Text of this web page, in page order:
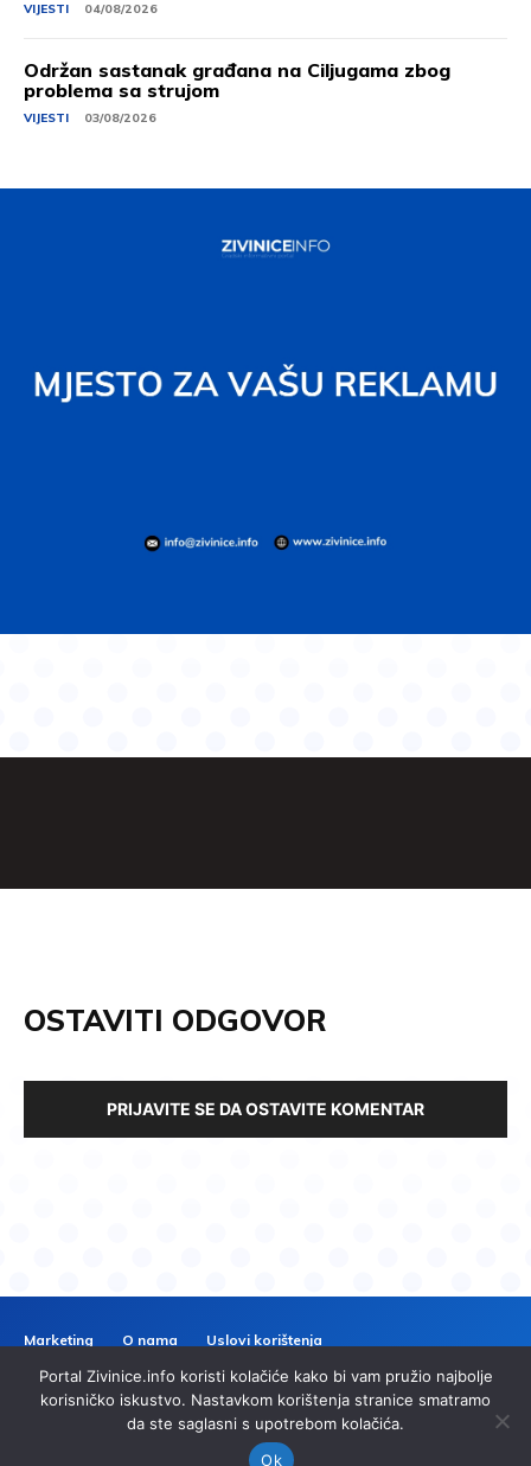
VIJESTI 04/08/2026
Održan sastanak građana na Ciljugama zbog
problema sa strujom
VIJESTI 03/08/2026
OSTAVITI ODGOVOR
PRIJAVITE SE DA OSTAVITE KOMENTAR
Marketing O nama
Uslovi korištenja
Politika privatnosti
Kontakt
ZIVINICEINFO
© 2024 Zivinice.info. Sva prava zadržana. | Izrada
Portal Zivinice.info koristi kolačiće kako bi vam pružio najbolje
korisničko iskustvo. Nastavkom korištenja stranice smatramo
da ste saglasni s upotrebom kolačića.
Ok